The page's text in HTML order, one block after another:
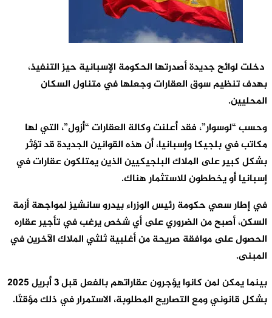
دخلت لوائح جديدة أصدرتها الحكومة الإسبانية حيز التنفيذ،
بهدف تنظيم سوق العقارات وجعلها في متناول السكان
المحليين.
وحسب “لوسوار”، فقد أعلنت وكالة العقارات “أزول”، التي لها
مكاتب في بلجيكا وإسبانيا، أن هذه القوانين الجديدة قد تؤثر
بشكل كبير على الملاك البلجيكيين الذين يمتلكون عقارات في
إسبانيا أو يخططون للاستثمار هناك.
في إطار سعي حكومة رئيس الوزراء بيدرو سانشيز لمواجهة أزمة
السكن، أصبح من الضروري على أي شخص يرغب في تأجير عقاره
الحصول على موافقة صريحة من أغلبية ثلثي الملاك الآخرين في
المبنى.
بينما يمكن لمن كانوا يؤجرون عقاراتهم بالفعل قبل 3 أبريل 2025
بشكل قانوني ومع التصاريح المطلوبة، الاستمرار في ذلك مؤقتًا.